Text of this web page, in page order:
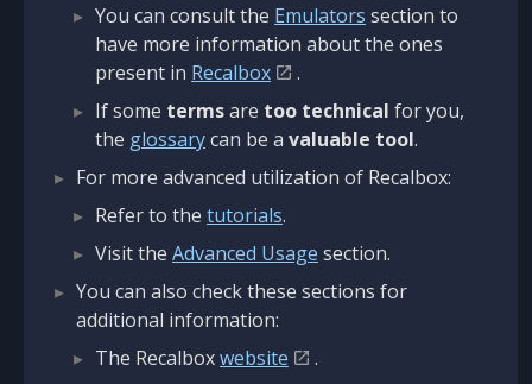
You can consult the Emulators section to
have more information about the ones
present in Recalbox
.
If some termsare too technical for you,
the glossarycan be a valuable tool.
For more advanced utilization of Recalbox:
Refer to the tutorials.
Visit the Advanced Usage section.
You can also check these sections for
additional information:
The Recalboxwebsite
.